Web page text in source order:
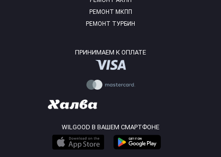
РЕМОНТ МКПП
РЕМОНТ ТУРБИН
ПРИНИМАЕМ К ОПЛАТЕ
WILGOOD В ВАШЕМ СМАРТФОНЕ